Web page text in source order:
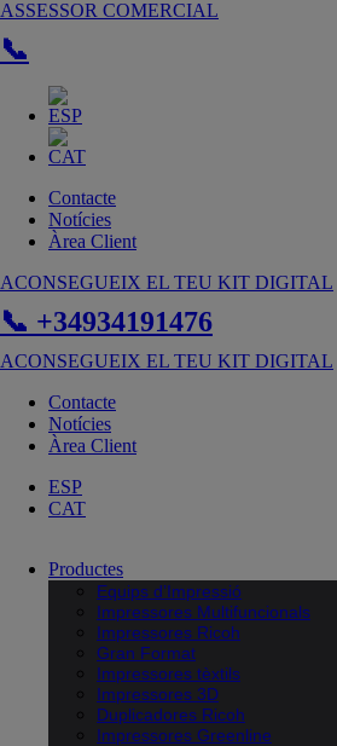
Vés
contingut
ASSESSOR COMERCIAL
📞
Contacte
Notícies
Àrea Client
ACONSEGUEIX EL TEU KIT DIGITAL
📞 +34934191476
ACONSEGUEIX EL TEU KIT DIGITAL
Contacte
Notícies
Àrea Client
ESP
CAT
Productes
Equips d’Impressió
Impressores Multifuncionals
Impressores Ricoh
Gran Format
Impressores tèxtils
Impressores 3D
Duplicadores Ricoh
Impressores Greenline